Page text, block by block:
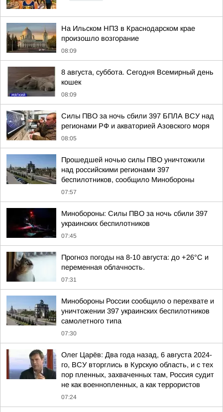
На Ильском НПЗ в Краснодарском крае
произошло возгорание
08:09
8 августа, суббота. Сегодня Всемирный день
кошек
08:09
Силы ПВО за ночь сбили 397 БПЛА ВСУ над
регионами РФ и акваторией Азовского моря
08:05
Прошедшей ночью силы ПВО уничтожили
над российскими регионами 397
беспилотников, сообщило Минобороны
07:57
Минобороны: Силы ПВО за ночь сбили 397
украинских беспилотников
07:45
Прогноз погоды на 8-10 августа: до +26°C и
переменная облачность.
07:31
Минобороны России сообщило о перехвате и
уничтожении 397 украинских беспилотников
самолетного типа
07:30
Олег Царёв: Два года назад, 6 августа 2024-
го, ВСУ вторглись в Курскую область, и с тех
пор пленных, захваченных там, Россия судит
не как военнопленных, а как террористов
07:24